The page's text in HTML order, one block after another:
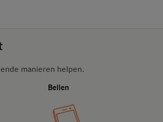
manieren helpen.
Bellen